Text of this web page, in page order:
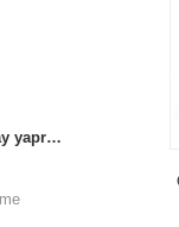
Ortodoks yeşil çay yaprakları haddeleme makinesi 6crt-55